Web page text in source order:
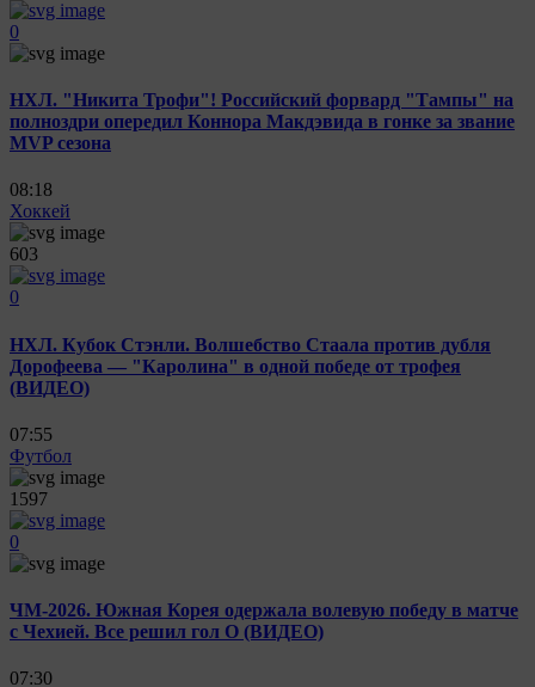
0
НХЛ. "Никита Трофи"! Российский форвард "Тампы" на
полноздри опередил Коннора Макдэвида в гонке за звание
MVP сезона
08:18
Хоккей
603
0
НХЛ. Кубок Стэнли. Волшебство Стаала против дубля
Дорофеева — "Каролина" в одной победе от трофея
(ВИДЕО)
07:55
Футбол
1597
0
ЧМ-2026. Южная Корея одержала волевую победу в матче
с Чехией. Все решил гол О (ВИДЕО)
07:30